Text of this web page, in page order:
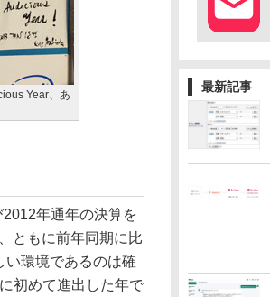
最新記事
Year、あ
年通年の決算を
ともに前年同期に比
い環境であるのは確
初めて進出した年で